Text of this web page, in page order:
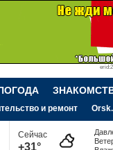
и ремонт
Сейчас
+31°